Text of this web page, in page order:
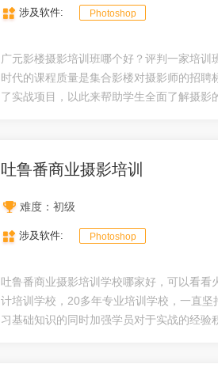
涉及软件: Photoshop
广元影楼摄影培训班哪个好？评判一家培训
时代的课程质量是集合影楼对摄影师的招聘
了实战项目，以此来帮助学生全面了解摄影
吐鲁番商业摄影培训
难度：初级
涉及软件: Photoshop
吐鲁番商业摄影培训学校哪家好，可以看看
计培训学校，20多年专业培训学校，一直
习基础知识的同时加强学员对于实战的经验